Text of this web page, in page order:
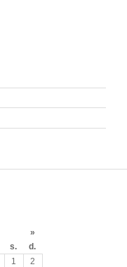
»
s.
d.
1
2